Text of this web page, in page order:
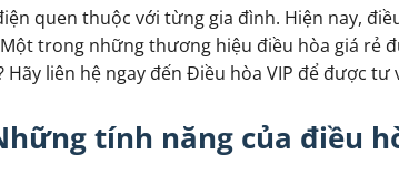
quen thuộc với từng gia đình. Hiện nay,
trong những thương hiệu điều hòa giá rẻ
Hãy liên hệ ngay đến Điều hòa VIP để được
tính năng của điều